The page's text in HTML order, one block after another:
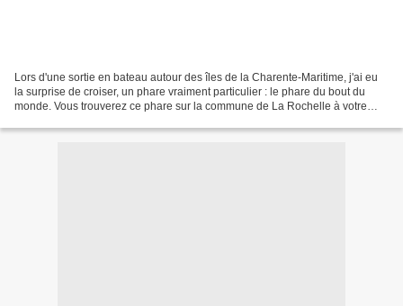
Lors d'une sortie en bateau autour des îles de la Charente-Maritime, j'ai eu
la surprise de croiser, un phare vraiment particulier : le phare du bout du
monde. Vous trouverez ce phare sur la commune de La Rochelle à votre